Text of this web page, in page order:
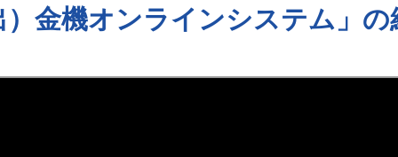
）金機オンラインシステム」の